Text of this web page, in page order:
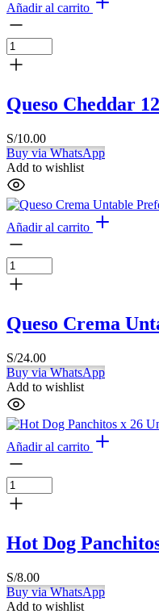
Añadir al carrito
Queso Cheddar
S/10.00
Buy via WhatsApp
Add to wishlist
Añadir al carrito
Queso Crema
S/24.00
Buy via WhatsApp
Add to wishlist
Añadir al carrito
Hot Dog
S/8.00
Buy via WhatsApp
Add to wishlist